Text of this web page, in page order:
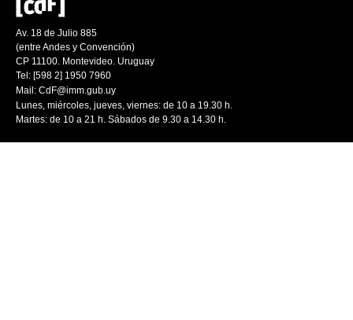
Av. 18 de Julio 885
(entre Andes y Convención)
CP 11100. Montevideo. Uruguay
Tel: [598 2] 1950 7960
Mail: CdF@imm.gub.uy
Lunes, miércoles, jueves, viernes: de 10 a 19.30 h.
Martes: de 10 a 21 h. Sábados de 9.30 a 14.30 h.